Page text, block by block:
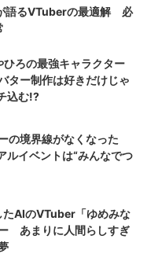
語るVTuberの最適解 必
ろの最強キャラクター
ー制作は好きだけじゃ
込む!?
の境界線がなくなった
イベントは“みんなでつ
AIのVTuber「ゆめみな
あまりに人間らしすぎ